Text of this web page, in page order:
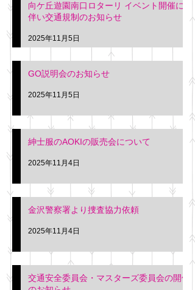
を行います。 神奈川個人
タクシー協同組合 専務 佐
久間
向ケ丘遊園南口ロターリ イベント開催に
伴い交通規制のお知らせ
2025年11月5日
GO説明会のお知らせ
2025年11月5日
紳士服のAOKIの販売会について
2025年11月4日
金沢警察署より捜査協力依頼
2025年11月4日
交通安全委員会・マスターズ委員会の開催